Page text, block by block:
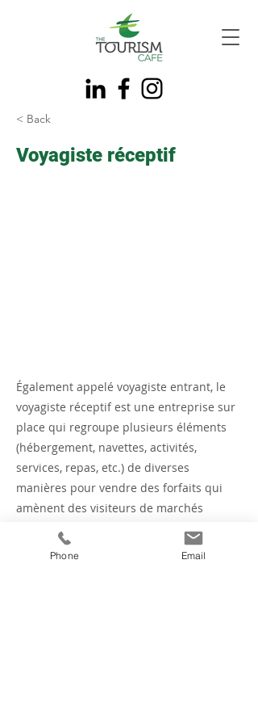
< Back
Voyagiste réceptif
Également appelé voyagiste entrant, le
voyagiste réceptif est une entreprise sur
place qui regroupe plusieurs éléments
(hébergement, navettes, activités,
services, repas, etc.) de diverses
manières pour vendre des forfaits qui
amènent des visiteurs de marchés
extérieurs vers une destination. Les
voyagistes réceptifs jouent un rôle
Phone Email